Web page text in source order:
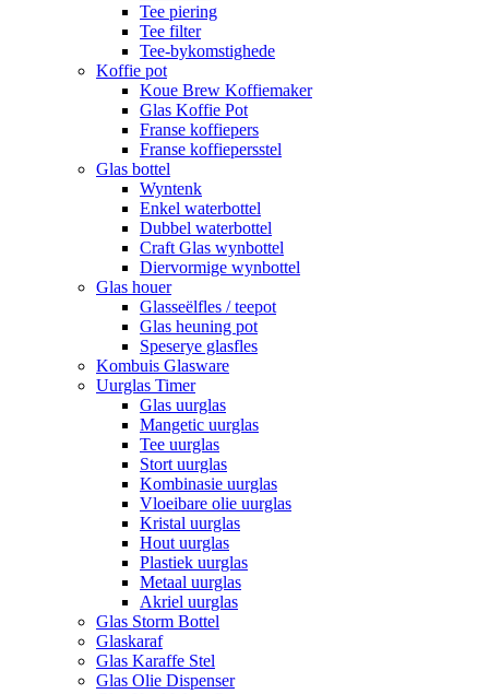
Tee piering
Tee filter
Tee-bykomstighede
Koffie pot
Koue Brew Koffiemaker
Glas Koffie Pot
Franse koffiepers
Franse koffiepersstel
Glas bottel
Wyntenk
Enkel waterbottel
Dubbel waterbottel
Craft Glas wynbottel
Diervormige wynbottel
Glas houer
Glasseëlfles / teepot
Glas heuning pot
Speserye glasfles
Kombuis Glasware
Uurglas Timer
Glas uurglas
Mangetic uurglas
Tee uurglas
Stort uurglas
Kombinasie uurglas
Vloeibare olie uurglas
Kristal uurglas
Hout uurglas
Plastiek uurglas
Metaal uurglas
Akriel uurglas
Glas Storm Bottel
Glaskaraf
Glas Karaffe Stel
Glas Olie Dispenser